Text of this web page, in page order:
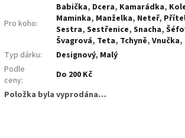
Pro koho:
Babička, Dcera, Kamarádka,
Maminka, Manželka, Neteř,
Sestra,Sestřenice,Snacha,
Švagrová, Teta, Tchyně,Vnučka,
Typ dárku: Designový, Malý
Podle
ceny:
Do 200 Kč
Položka byla vyprodána…